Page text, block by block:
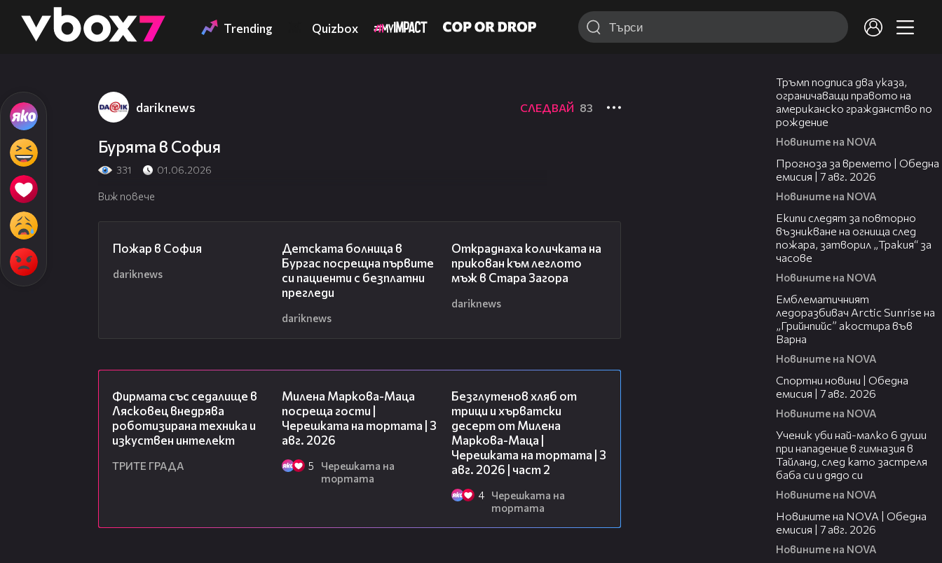
👾 Trending Quizbox
dariknews СЛЕДВАЙ 83
Бурята в София
331 01.06.2026
Виж повече
Пожар в София
dariknews
Детската болница в
Бургас посрещна първите
си пациенти с безплатни
прегледи
dariknews
Откраднаха количката на
прикован към леглото
мъж в Стара Загора
dariknews
Фирмата със седалище в
Лясковец внедрява
роботизирана техника и
изкуствен интелект
ТРИТЕ ГРАДА
Милена Маркова-Маца
посреща гости |
Черешката на тортата | 3
авг. 2026
5
Черешката на
тортата
Безглутенов хляб от
трици и хърватски
десерт от Милена
Маркова-Маца |
Черешката на тортата | 3
авг. 2026 | част 2
4
Черешката на
тортата
Тръмп подписа два указа,
ограничаващи правото на
американско гражданство по
рождение
Новините на NOVA
Прогноза за времето | Обедна
емисия | 7 авг. 2026
Новините на NOVA
Екипи следят за повторно
възникване на огнища след
пожара, затворил „Тракия“ за
часове
Новините на NOVA
Емблематичният
ледоразбивач Arctic Sunrise на
„Грийнпийс” акостира във
Варна
Новините на NOVA
Спортни новини | Обедна
емисия | 7 aвг. 2026
Новините на NOVA
Ученик уби най-малко 6 души
при нападение в гимназия в
Тайланд, след като застреля
баба си и дядо си
Новините на NOVA
Новините на NOVA | Обедна
емисия | 7 авг. 2026
Новините на NOVA